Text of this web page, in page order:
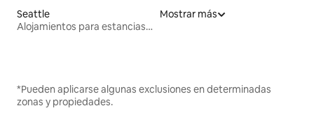
Seattle
Alojamientos para estancias largas
Mostrar más
*Pueden aplicarse algunas exclusiones en determinadas
zonas y propiedades.